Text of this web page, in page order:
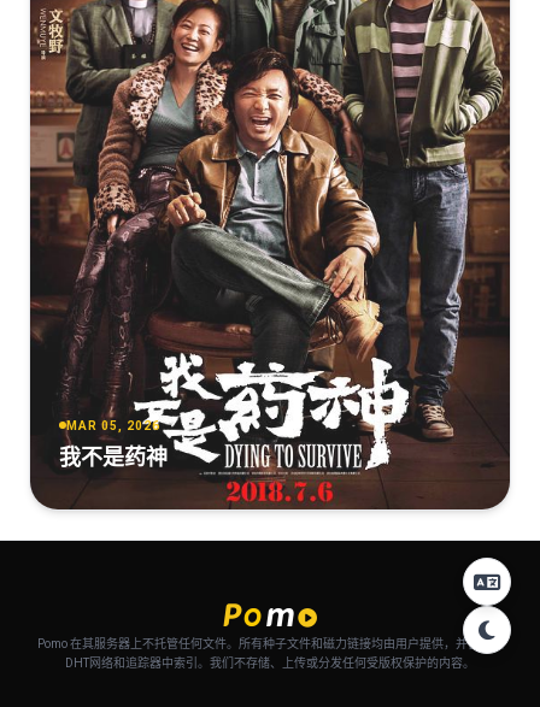
MAR 05, 2026
我不是药神
Pomo 在其服务器上不托管任何文件。所有种子文件和磁力链接均由用户提供，并自动从
DHT网络和追踪器中索引。我们不存储、上传或分发任何受版权保护的内容。